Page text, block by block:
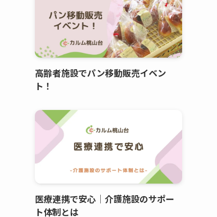
高齢者施設でパン移動販売イベン
ト！
医療連携で安心｜介護施設のサポー
ト体制とは